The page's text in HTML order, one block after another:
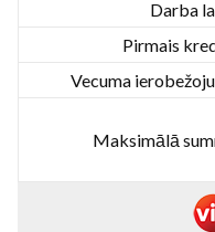
Darba
Pirmais
Vecuma
Maksimālā